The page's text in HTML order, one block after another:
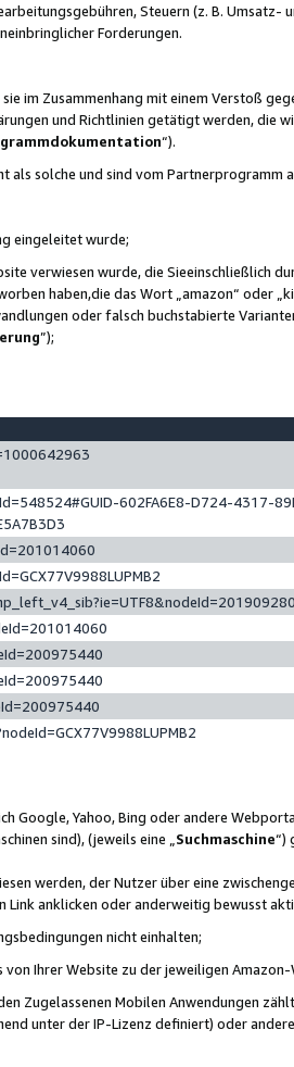
Steuern (z. B. Umsatz-
Forderungen.
im Zusammenhang mit einem Verstoß
und Richtlinien getätigt werden, die
“).
solche und sind vom Partnerprogramm
eingeleitet wurde;
verwiesen wurde, die Sieeinschließlich
haben,die das Wort „amazon“ oder
oder falsch buchstabierte
”);
602FA6E8-D724-4317-
Google, Yahoo, Bing oder andere
sind), (jeweils eine „ Suchmaschine“)
werden, der Nutzer über eine
anklicken oder anderweitig bewusst
nicht einhalten;
Ihrer Website zu der jeweiligen
Zugelassenen Mobilen Anwendungen
unter der IP-Lizenz definiert) oder